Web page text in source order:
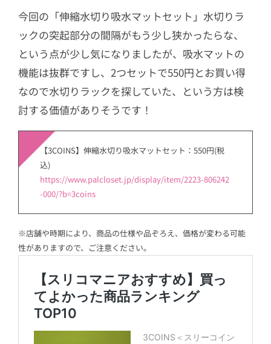
今回の「伸縮水切り吸水マットセット」水切りラ
ックの突起部分の間隔がもう少し狭かったらな、
という点が少し気になりましたが、吸水マットの
機能は抜群ですし、2つセットで550円とお買い得
なので水切りラックを探していた、という方は検
討する価値がありそうです！
【3COINS】伸縮水切り吸水マットセット：550円(税
込)
https://www.palcloset.jp/display/item/2223-806242
-000/?b=3coins
※店舗や時期により、商品の仕様や品ぞろえ、価格が変わる可能
性がありますので、ご注意ください。